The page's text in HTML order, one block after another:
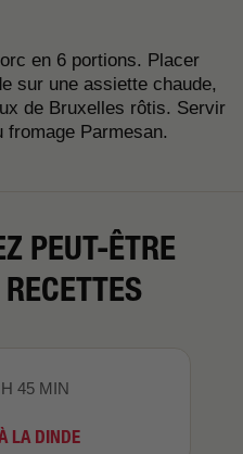
en 6 portions. Placer
sur une assiette chaude,
de Bruxelles rôtis. Servir
Parmesan.
PEUT-ÊTRE
45 MIN
LA DINDE